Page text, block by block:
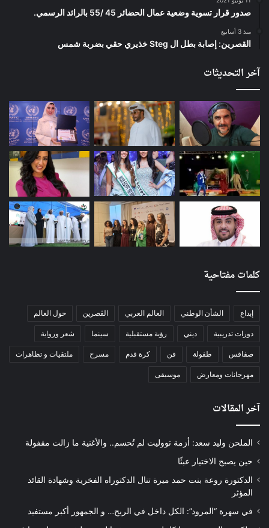
صدور قرار تسوية وضعية عمال الحضائر 45 /55 بالرائد الرسمي.
منذ 3 أسابيع
القصرين: إصابة بطل ال Steg خذيري حقي بضربة شمس
آخر التحديثات
كلمات مفتاحية
إبداع الشأن الوطني العالم العربي الڨصرين حول العالم
دورات تدريبية ديني رؤية مستقبلية سينما شعر ورواية
صفاقس طفولة فن كرة قدم مسرح ملتقيات و تظاهرات
مهرجانات ومعارض موسيقى
آخر المقالات
الملحن وليد سعد: أزمة تووليت لم تُحسم.. والأغنية ما زالت مقفولة
حين يصبح الاختيار عبئًا
الدكتورة روعة بنت حمد ميرة تنال الدكتوراه الفخرية وشهادة القائد
المؤثر
في سهرة “المرود”: الكل داخل في الربح… و الجمهور أكبر مستفيد